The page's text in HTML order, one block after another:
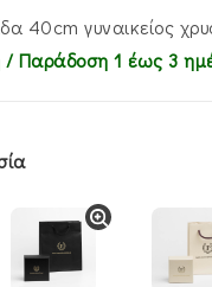
€840.00.
40cm γυναικείος
Παράδoση 1 έως 3